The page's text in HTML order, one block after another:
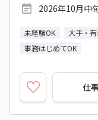
2026年10月中
未経験OK 大手・
事務はじめてOK
仕